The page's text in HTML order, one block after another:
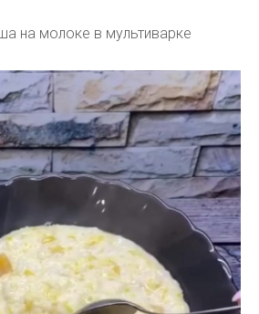
на молоке в мультиварке